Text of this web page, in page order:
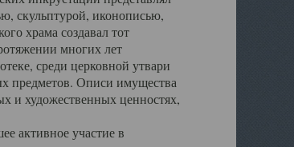
скульптурой, иконописью,
храма создавал тот
многих лет
среди церковной утвари
предметов. Описи имущества
и художественных ценностях,
активное участие в